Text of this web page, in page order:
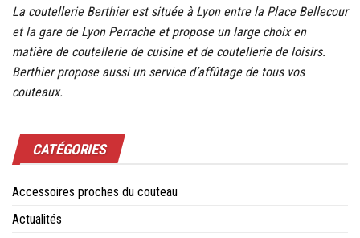
La coutellerie Berthier est située à Lyon entre la Place Bellecour
et la gare de Lyon Perrache et propose un large choix en
matière de coutellerie de cuisine et de coutellerie de loisirs.
Berthier propose aussi un service d’affûtage de tous vos
couteaux.
CATÉGORIES
Accessoires proches du couteau
Actualités